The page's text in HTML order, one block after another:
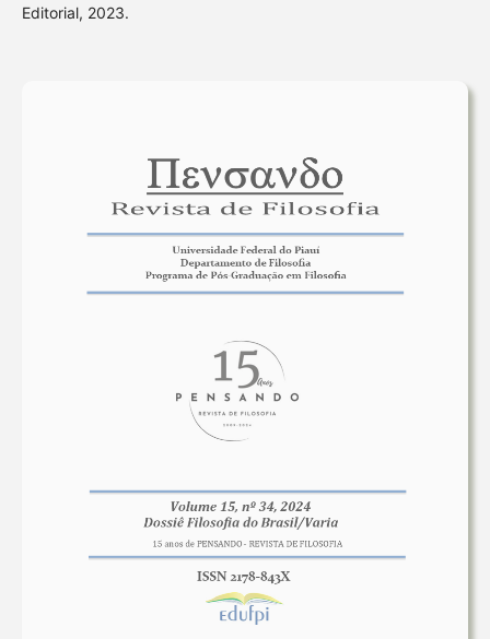
Editorial, 2023.